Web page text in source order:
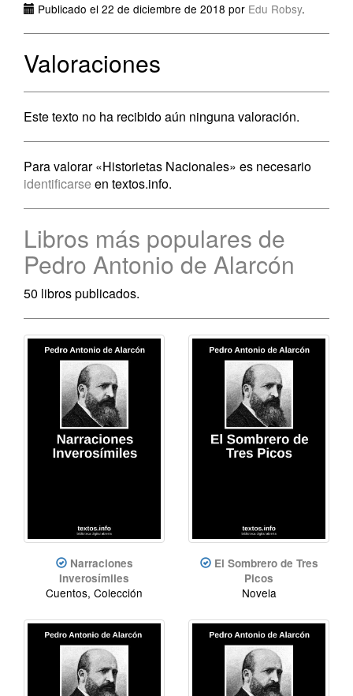
Publicado el 22 de diciembre de 2018 por Edu Robsy.
Valoraciones
Este texto no ha recibido aún ninguna valoración.
Para valorar «Historietas Nacionales» es necesario
identificarse en textos.info.
Libros más populares de
Pedro Antonio de Alarcón
50 libros publicados.
Narraciones
Inverosímiles
Cuentos, Colección
El Sombrero de Tres
Picos
Novela